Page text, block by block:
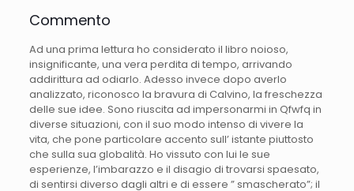
Commento
Ad una prima lettura ho considerato il libro noioso,
insignificante, una vera perdita di tempo, arrivando
addirittura ad odiarlo. Adesso invece dopo averlo
analizzato, riconosco la bravura di Calvino, la freschezza
delle sue idee. Sono riuscita ad impersonarmi in Qfwfq in
diverse situazioni, con il suo modo intenso di vivere la
vita, che pone particolare accento sull’ istante piuttosto
che sulla sua globalità. Ho vissuto con lui le sue
esperienze, l’imbarazzo e il disagio di trovarsi spaesato,
di sentirsi diverso dagli altri e di essere ” smascherato”; il